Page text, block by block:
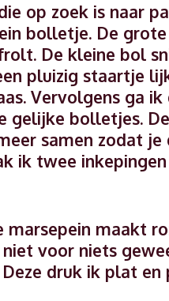
op zoek is naar
bolletje. De
De kleine bol
pluizig staartje
Vervolgens ga
gelijke bolletjes.
samen zodat je
ik twee
maakt
voor niets
druk ik plat en